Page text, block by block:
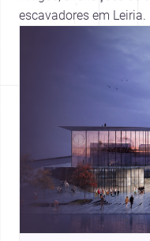
escavadores em Leiria.